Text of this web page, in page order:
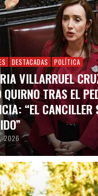
DESTACADAS POLÍTICA
VILLARRUEL
TRAS EL
“EL CANCILLER
2026